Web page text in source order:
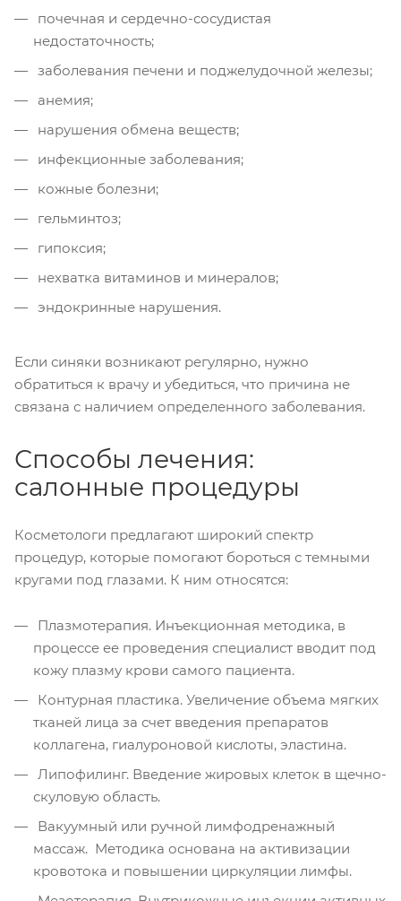
почечная и сердечно-сосудистая
недостаточность;
заболевания печени и поджелудочной железы;
анемия;
нарушения обмена веществ;
инфекционные заболевания;
кожные болезни;
гельминтоз;
гипоксия;
нехватка витаминов и минералов;
эндокринные нарушения.
Если синяки возникают регулярно, нужно
обратиться к врачу и убедиться, что причина не
связана с наличием определенного заболевания.
Способы лечения:
салонные процедуры
Косметологи предлагают широкий спектр
процедур, которые помогают бороться с темными
кругами под глазами. К ним относятся:
Плазмотерапия. Инъекционная методика, в
процессе ее проведения специалист вводит под
кожу плазму крови самого пациента.
Контурная пластика. Увеличение объема мягких
тканей лица за счет введения препаратов
коллагена, гиалуроновой кислоты, эластина.
Липофилинг. Введение жировых клеток в щечно-
скуловую область.
Вакуумный или ручной лимфодренажный
массаж. Методика основана на активизации
кровотока и повышении циркуляции лимфы.